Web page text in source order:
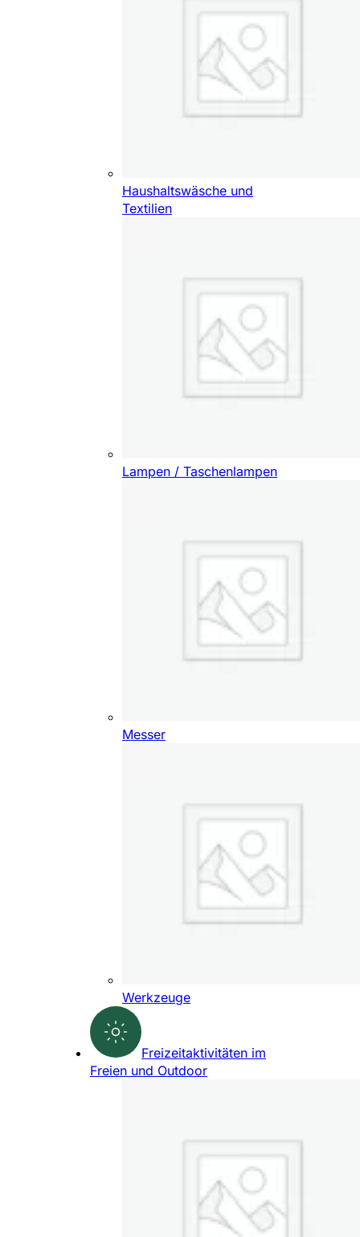
Haushaltswäsche und
Textilien
Lampen / Taschenlampen
Messer
Werkzeuge
Freizeitaktivitäten im
Freien und Outdoor